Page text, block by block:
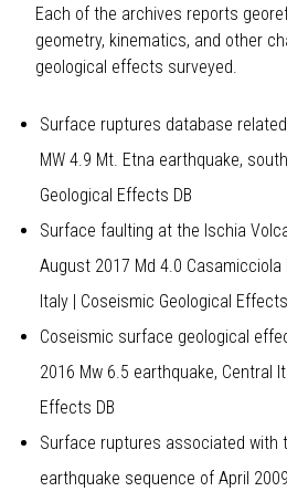
Each of the archives reports
geometry, kinematics, and other
geological effects surveyed.
Surface ruptures database
MW 4.9 Mt. Etna earthquake,
Geological Effects DB
Surface faulting at the Ischia
August 2017 Md 4.0
Italy
| Coseismic Geological
Coseismic surface geological
2016 Mw 6.5 earthquake, Central
Effects DB
Surface ruptures associated with
earthquake sequence of April